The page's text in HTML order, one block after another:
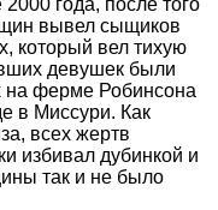
вывел сыщиков
который вел тихую
девушек были
на ферме Робинсона
в Миссури. Как
всех жертв
избивал дубинкой и
так и не было